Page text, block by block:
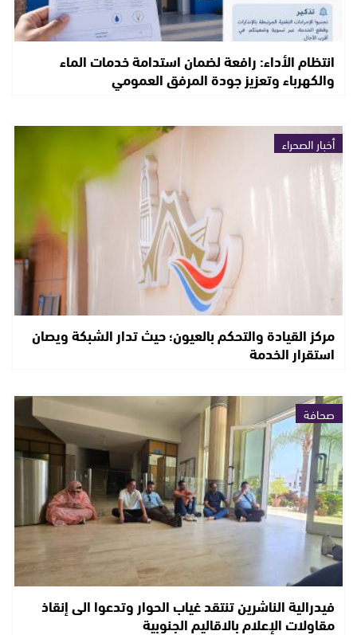
انتظام الأداء: رافعة لضمان استدامة خدمات الماء
والكهرباء وتعزيز جودة المرفق العمومي
أخبار الصحراء
مركز القيادة والتحكم بالعيون؛ حيث تدار الشبكة ويصان
استقرار الخدمة
صحافة
فيدرالية الناشرين تنتقد غياب الحوار وتدعوا الى إنقاذ
مقاولات الإعلام بالاقاليم الجنوبية